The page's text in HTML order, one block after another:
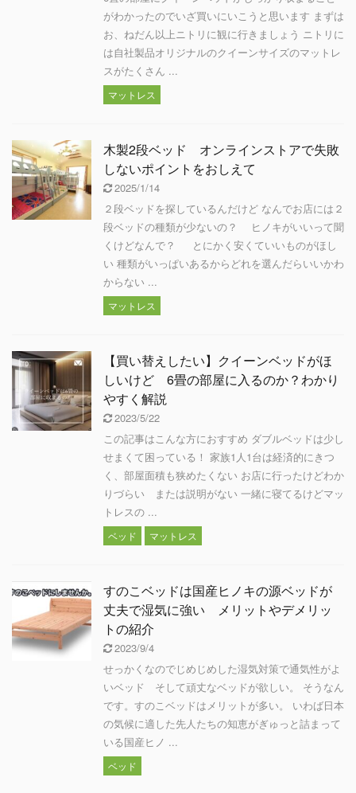
がわかったのでいざ買いにいこうと思います まずは
お、ねだん以上ニトリに観に行きましょう ニトリに
は自社製品オリジナルのクイーンサイズのマットレ
スがたくさん ...
マットレス
木製2段ベッド オンラインストアで失敗
しないポイントをおしえて
2025/1/14
２段ベッドを探しているんだけど なんでお店には２
段ベッドの種類が少ないの？ ヒノキがいいって聞
くけどなんで？ とにかく安くていいものがほし
い 種類がいっぱいあるからどれを選んだらいいかわ
からない ...
マットレス
【買い替えしたい】クイーンベッドがほ
しいけど 6畳の部屋に入るのか？わかり
やすく解説
2023/5/22
この記事はこんな方におすすめ ダブルベッドは少し
せまくて困っている！ 家族1人1台は経済的にきつ
く、部屋面積も狭めたくない お店に行ったけどわか
りづらい または説明がない 一緒に寝てるけどマッ
トレスの ...
ベッド マットレス
すのこベッドは国産ヒノキの源ベッドが
丈夫で湿気に強い メリットやデメリッ
トの紹介
2023/9/4
せっかくなのでじめじめした湿気対策で通気性がよ
いベッド そして頑丈なベッドが欲しい。 そうなん
です。すのこベッドはメリットが多い。 いわば日本
の気候に適した先人たちの知恵がぎゅっと詰まって
いる国産ヒノ ...
ベッド